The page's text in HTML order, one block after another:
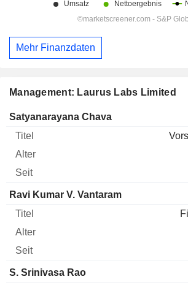
Management: Laurus Labs Limited
Manager Titel Alter Seit
Satyanarayana Chava
Ravi Kumar V. Vantaram
S. Srinivasa Rao
Mehr Finanzdaten